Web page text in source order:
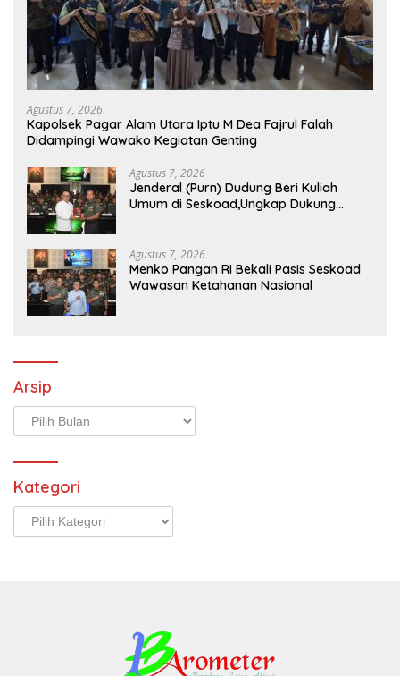
Agustus 7, 2026
Kapolsek Pagar Alam Utara Iptu M Dea Fajrul Falah
Didampingi Wawako Kegiatan Genting
Agustus 7, 2026
Jenderal (Purn) Dudung Beri Kuliah
Umum di Seskoad,Ungkap Dukung
Agustus 7, 2026
Menko Pangan RI Bekali Pasis Seskoad
Wawasan Ketahanan Nasional
Arsip
Arsip
Kategori
Kategori